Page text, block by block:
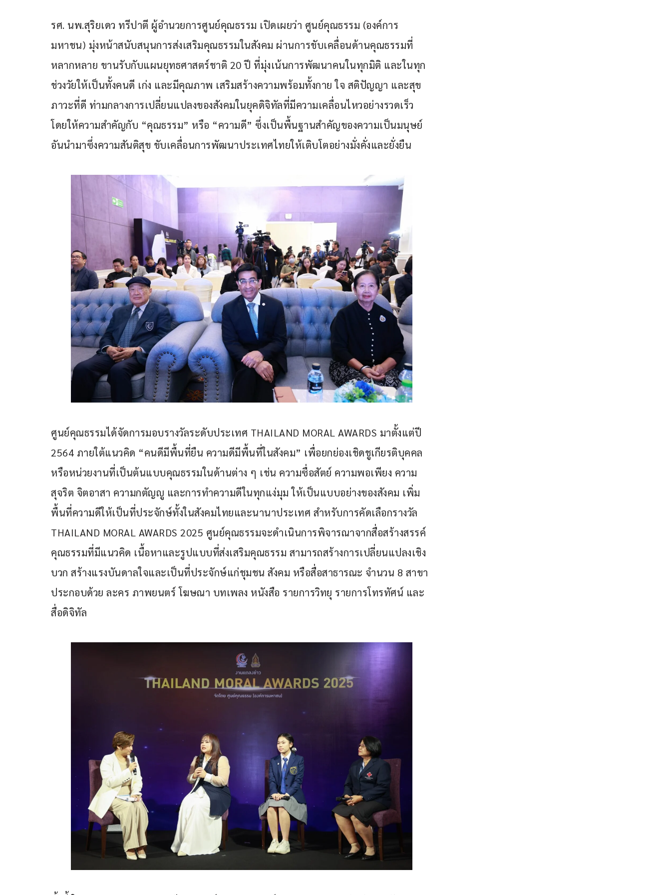
รศ. นพ.สุริยเดว ทรีปาตี ผู้อำนวยการศูนย์คุณธรรม เปิดเผยว่า ศูนย์คุณธรรม (องค์การ
มหาชน) มุ่งหน้าสนับสนุนการส่งเสริมคุณธรรมในสังคม ผ่านการขับเคลื่อนด้านคุณธรรมที่
หลากหลาย ขานรับกับแผนยุทธศาสตร์ชาติ 20 ปี ที่มุ่งเน้นการพัฒนาคนในทุกมิติ และในทุก
ช่วงวัยให้เป็นทั้งคนดี เก่ง และมีคุณภาพ เสริมสร้างความพร้อมทั้งกาย ใจ สติปัญญา และสุข
ภาวะที่ดี ท่ามกลางการเปลี่ยนแปลงของสังคมในยุคดิจิทัลที่มีความเคลื่อนไหวอย่างรวดเร็ว
โดยให้ความสำคัญกับ “คุณธรรม” หรือ “ความดี” ซึ่งเป็นพื้นฐานสำคัญของความเป็นมนุษย์
อันนำมาซึ่งความสันติสุข ขับเคลื่อนการพัฒนาประเทศไทยให้เติบโตอย่างมั่งคั่งและยั่งยืน
ศูนย์คุณธรรมได้จัดการมอบรางวัลระดับประเทศ THAILAND MORAL AWARDS มาตั้งแต่ปี
2564 ภายใต้แนวคิด “คนดีมีพื้นที่ยืน ความดีมีพื้นที่ในสังคม” เพื่อยกย่องเชิดชูเกียรติบุคคล
หรือหน่วยงานที่เป็นต้นแบบคุณธรรมในด้านต่าง ๆ เช่น ความซื่อสัตย์ ความพอเพียง ความ
สุจริต จิตอาสา ความกตัญญู และการทำความดีในทุกแง่มุม ให้เป็นแบบอย่างของสังคม เพิ่ม
พื้นที่ความดีให้เป็นที่ประจักษ์ทั้งในสังคมไทยและนานาประเทศ สำหรับการคัดเลือกรางวัล
THAILAND MORAL AWARDS 2025 ศูนย์คุณธรรมจะดำเนินการพิจารณาจากสื่อสร้างสรรค์
คุณธรรมที่มีแนวคิด เนื้อหาและรูปแบบที่ส่งเสริมคุณธรรม สามารถสร้างการเปลี่ยนแปลงเชิง
บวก สร้างแรงบันดาลใจและเป็นที่ประจักษ์แก่ชุมชน สังคม หรือสื่อสาธารณะ จำนวน 8 สาขา
ประกอบด้วย ละคร ภาพยนตร์ โฆษณา บทเพลง หนังสือ รายการวิทยุ รายการโทรทัศน์ และ
สื่อดิจิทัล